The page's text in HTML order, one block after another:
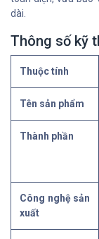
dài.
Thông số kỹ
Thuộc tính
Tên sản phẩm
Thành phần
Công nghệ sản
xuất